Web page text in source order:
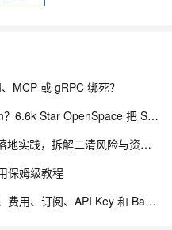
MCP 或 gRPC 绑死？
绷不住了，Agent 每次从零烧 token？6.6k Star OpenSpace 把 Skill 变成会进化的资产
赛事活动报名平台：交易分账合规落地实践，拆解二清风险与资金隔离要点
保姆级教程
阿里云百炼Token Plan指南：介绍、费用、订阅、API Key 和 Base URL获取及使用全流程